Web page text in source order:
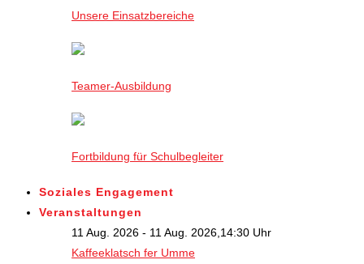
Unsere Einsatzbereiche
Teamer-Ausbildung
Fortbildung für Schulbegleiter
Soziales Engagement
Veranstaltungen
11 Aug. 2026 - 11 Aug. 2026,14:30 Uhr
Kaffeeklatsch fer Umme